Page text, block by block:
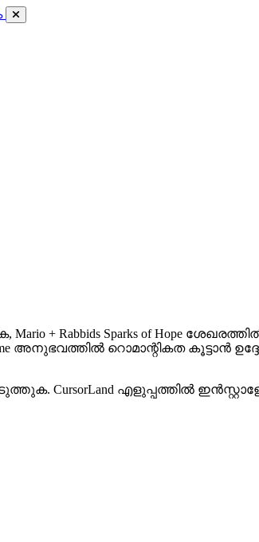
+ Rabbids Sparks of Hope
റൊമാന്റികത കൂട്ടാൻ
CursorLand എളുപ്പത്തിൽ